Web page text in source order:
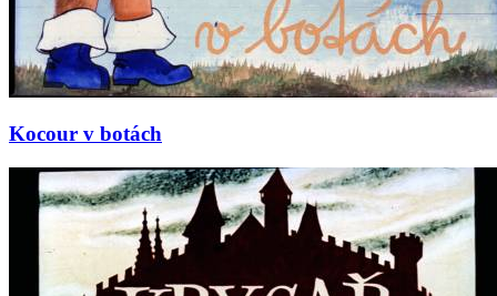
Kocour v botách